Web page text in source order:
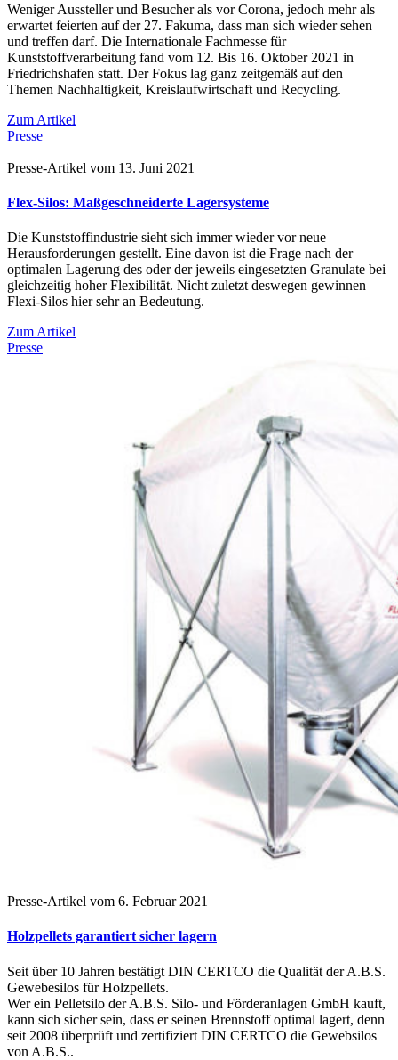
Weniger Aussteller und Besucher als vor Corona, jedoch mehr als
erwartet feierten auf der 27. Fakuma, dass man sich wieder sehen
und treffen darf. Die Internationale Fachmesse für
Kunststoffverarbeitung fand vom 12. Bis 16. Oktober 2021 in
Friedrichshafen statt. Der Fokus lag ganz zeitgemäß auf den
Themen Nachhaltigkeit, Kreislaufwirtschaft und Recycling.
Zum Artikel
Presse
Presse-Artikel vom 13. Juni 2021
Flex-Silos: Maßgeschneiderte Lagersysteme
Die Kunststoffindustrie sieht sich immer wieder vor neue
Herausforderungen gestellt. Eine davon ist die Frage nach der
optimalen Lagerung des oder der jeweils eingesetzten Granulate bei
gleichzeitig hoher Flexibilität. Nicht zuletzt deswegen gewinnen
Flexi-Silos hier sehr an Bedeutung.
Zum Artikel
Presse
Presse-Artikel vom 6. Februar 2021
Holzpellets garantiert sicher lagern
Seit über 10 Jahren bestätigt DIN CERTCO die Qualität der A.B.S.
Gewebesilos für Holzpellets.
Wer ein Pelletsilo der A.B.S. Silo- und Förderanlagen GmbH kauft,
kann sich sicher sein, dass er seinen Brennstoff optimal lagert, denn
seit 2008 überprüft und zertifiziert DIN CERTCO die Gewebsilos
von A.B.S..